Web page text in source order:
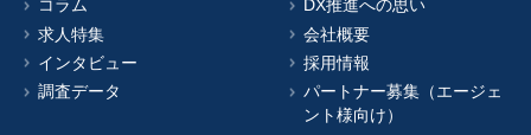
コラム
求人特集
インタビュー
調査データ
DX推進への思い
会社概要
採用情報
パートナー募集（エージェ
ント様向け）